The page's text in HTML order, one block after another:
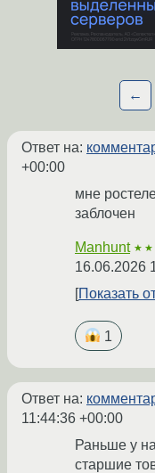
←
Ответ на:
+00:00
мне
заблочен
Manhunt
16.06.2026
Показать
1
Ответ на:
11:44:36 +00:00
Раньше у
старшие